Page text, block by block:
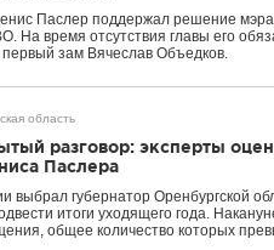
Паслер поддержал решение
На время отсутствия главы его
первый зам Вячеслав Объедков.
область
разговор: эксперты
Паслера
выбрал губернатор Оренбургской
итоги уходящего года.
общее количество которых